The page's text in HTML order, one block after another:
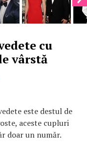
cu
vârstă
este destul de
aceste cupluri
doar un număr.